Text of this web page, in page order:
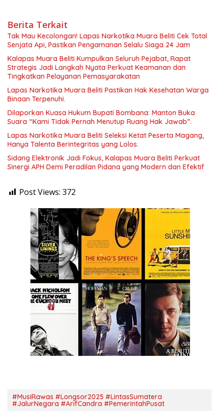
Berita Terkait
Tak Mau Kecolongan! Lapas Narkotika Muara Beliti Cek Total
Senjata Api, Pastikan Pengamanan Selalu Siaga 24 Jam
Kalapas Muara Beliti Kumpulkan Seluruh Pejabat, Rapat
Strategis Jadi Langkah Nyata Perkuat Keamanan dan
Tingkatkan Pelayanan Pemasyarakatan
Lapas Narkotika Muara Beliti Pastikan Hak Kesehatan Warga
Binaan Terpenuhi.
Dilaporkan Kuasa Hukum Bupati Bombana: Manton Buka
Suara “Kami Tidak Pernah Menutup Ruang Hak Jawab”.
Lapas Narkotika Muara Beliti Seleksi Ketat Peserta Magang,
Hanya Talenta Berintegritas yang Lolos.
Sidang Elektronik Jadi Fokus, Kalapas Muara Beliti Perkuat
Sinergi APH Demi Peradilan Pidana yang Modern dan Efektif
Post Views: 372
#MusiRawas #Longsor2025 #LintasSumatera
#JalurNegara #ArifCandra #PemerintahPusat